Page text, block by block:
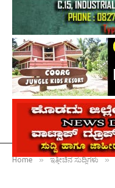
Home » ಇತ್ತೀಚಿನ ಸುದ್ದಿಗಳು »